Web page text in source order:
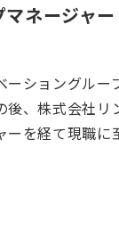
ネージャー
ショングル
、株式会社
を経て現職に